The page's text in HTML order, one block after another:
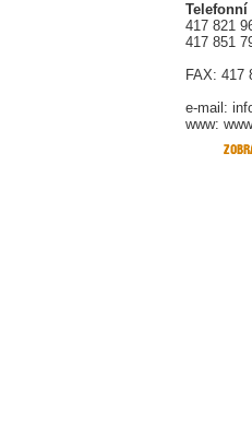
417 821
417 851
FAX: 417
e-mail:
www: